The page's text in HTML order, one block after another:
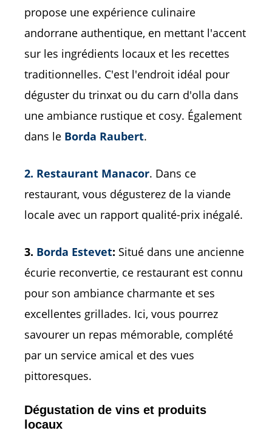
propose une expérience culinaire
andorrane authentique, en mettant l'accent
sur les ingrédients locaux et les recettes
traditionnelles. C'est l'endroit idéal pour
déguster du trinxat ou du carn d'olla dans
une ambiance rustique et cosy. Également
dans le Borda Raubert.
2. Restaurant Manacor. Dans ce
restaurant, vous dégusterez de la viande
locale avec un rapport qualité-prix inégalé.
3. Borda Estevet: Situé dans une ancienne
écurie reconvertie, ce restaurant est connu
pour son ambiance charmante et ses
excellentes grillades. Ici, vous pourrez
savourer un repas mémorable, complété
par un service amical et des vues
pittoresques.
Dégustation de vins et produits
locaux